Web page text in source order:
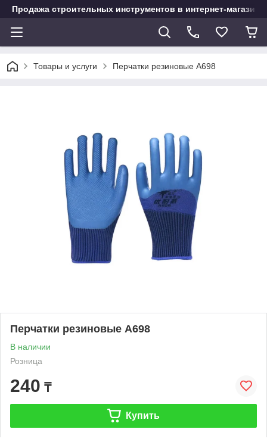
Продажа строительных инструментов в интернет-магазине
Товары и услуги Перчатки резиновые A698
Перчатки резиновые A698
В наличии
Розница
240 ₸
Купить